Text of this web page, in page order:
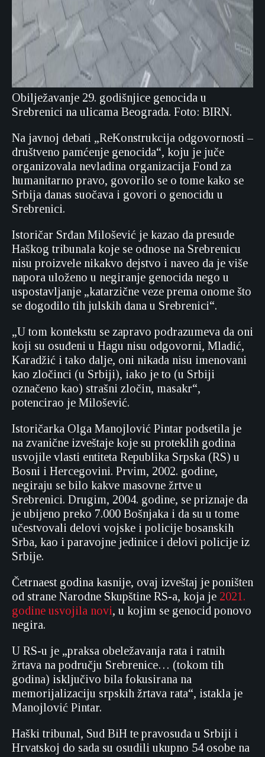
Obilježavanje 29. godišnjice genocida u
Srebrenici na ulicama Beograda. Foto: BIRN.
Na javnoj debati „ReKonstrukcija odgovornosti –
društveno pamćenje genocida“, koju je juče
organizovala nevladina organizacija Fond za
humanitarno pravo, govorilo se o tome kako se
Srbija danas suočava i govori o genocidu u
Srebrenici.
Istoričar Srđan Milošević je kazao da presude
Haškog tribunala koje se odnose na Srebrenicu
nisu proizvele nikakvo dejstvo i naveo da je više
napora uloženo u negiranje genocida nego u
uspostavljanje „katarzične veze prema onome što
se dogodilo tih julskih dana u Srebrenici“.
„U tom kontekstu se zapravo podrazumeva da oni
koji su osuđeni u Hagu nisu odgovorni, Mladić,
Karadžić i tako dalje, oni nikada nisu imenovani
kao zločinci (u Srbiji), iako je to (u Srbiji
označeno kao) strašni zločin, masakr“,
potencirao je Milošević.
Istoričarka Olga Manojlović Pintar podsetila je
na zvanične izveštaje koje su proteklih godina
usvojile vlasti entiteta Republika Srpska (RS) u
Bosni i Hercegovini. Prvim, 2002. godine,
negiraju se bilo kakve masovne žrtve u
Srebrenici. Drugim, 2004. godine, se priznaje da
je ubijeno preko 7.000 Bošnjaka i da su u tome
učestvovali delovi vojske i policije bosanskih
Srba, kao i paravojne jedinice i delovi policije iz
Srbije.
Četrnaest godina kasnije, ovaj izveštaj je poništen
od strane Narodne Skupštine RS-a, koja je 2021.
godine usvojila novi, u kojim se genocid ponovo
negira.
U RS-u je „praksa obeležavanja rata i ratnih
žrtava na području Srebrenice… (tokom tih
godina) isključivo bila fokusirana na
memorijalizaciju srpskih žrtava rata“, istakla je
Manojlović Pintar.
Haški tribunal, Sud BiH te pravosuđa u Srbiji i
Hrvatskoj do sada su osudili ukupno 54 osobe na